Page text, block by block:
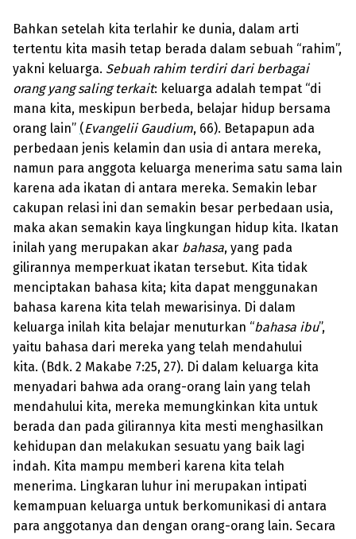
Bahkan setelah kita terlahir ke dunia, dalam arti
tertentu kita masih tetap berada dalam sebuah “rahim”,
yakni keluarga. Sebuah rahim terdiri dari berbagai
orang yang saling terkait: keluarga adalah tempat “di
mana kita, meskipun berbeda, belajar hidup bersama
orang lain” (Evangelii Gaudium, 66). Betapapun ada
perbedaan jenis kelamin dan usia di antara mereka,
namun para anggota keluarga menerima satu sama lain
karena ada ikatan di antara mereka. Semakin lebar
cakupan relasi ini dan semakin besar perbedaan usia,
maka akan semakin kaya lingkungan hidup kita. Ikatan
inilah yang merupakan akar bahasa, yang pada
gilirannya memperkuat ikatan tersebut. Kita tidak
menciptakan bahasa kita; kita dapat menggunakan
bahasa karena kita telah mewarisinya. Di dalam
keluarga inilah kita belajar menuturkan “bahasa ibu”,
yaitu bahasa dari mereka yang telah mendahului
kita. (Bdk. 2 Makabe 7:25, 27). Di dalam keluarga kita
menyadari bahwa ada orang-orang lain yang telah
mendahului kita, mereka memungkinkan kita untuk
berada dan pada gilirannya kita mesti menghasilkan
kehidupan dan melakukan sesuatu yang baik lagi
indah. Kita mampu memberi karena kita telah
menerima. Lingkaran luhur ini merupakan intipati
kemampuan keluarga untuk berkomunikasi di antara
para anggotanya dan dengan orang-orang lain. Secara